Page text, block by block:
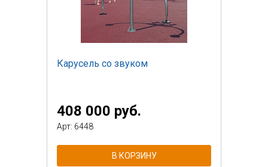
Карусель со звуком
408 000 руб.
Арт: 6448
В КОРЗИНУ